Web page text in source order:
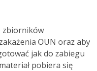
zbiorników
OUN oraz aby
jak do zabiegu
pobiera się